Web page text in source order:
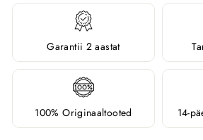
Garantii 2 aastat
100% Originaaltooted 14-